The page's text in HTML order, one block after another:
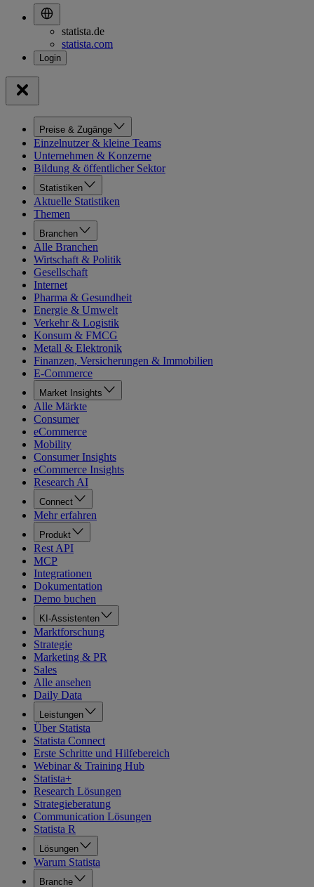
statista.de
statista.com
Preise & Zugänge
Einzelnutzer & kleine Teams
Unternehmen & Konzerne
Bildung & öffentlicher Sektor
Statistiken
Aktuelle Statistiken
Themen
Branchen
Alle Branchen
Wirtschaft & Politik
Gesellschaft
Internet
Pharma & Gesundheit
Energie & Umwelt
Verkehr & Logistik
Konsum & FMCG
Metall & Elektronik
Finanzen, Versicherungen & Immobilien
E-Commerce
Market Insights
Alle Märkte
Consumer
eCommerce
Mobility
Consumer Insights
eCommerce Insights
Research AI
Connect
Mehr erfahren
Produkt
Rest API
MCP
Integrationen
Dokumentation
Demo buchen
KI-Assistenten
Marktforschung
Strategie
Marketing & PR
Sales
Alle ansehen
Daily Data
Leistungen
Über Statista
Statista Connect
Erste Schritte und Hilfebereich
Webinar & Training Hub
Statista+
Research Lösungen
Strategieberatung
Communication Lösungen
Statista R
Lösungen
Warum Statista
Branche